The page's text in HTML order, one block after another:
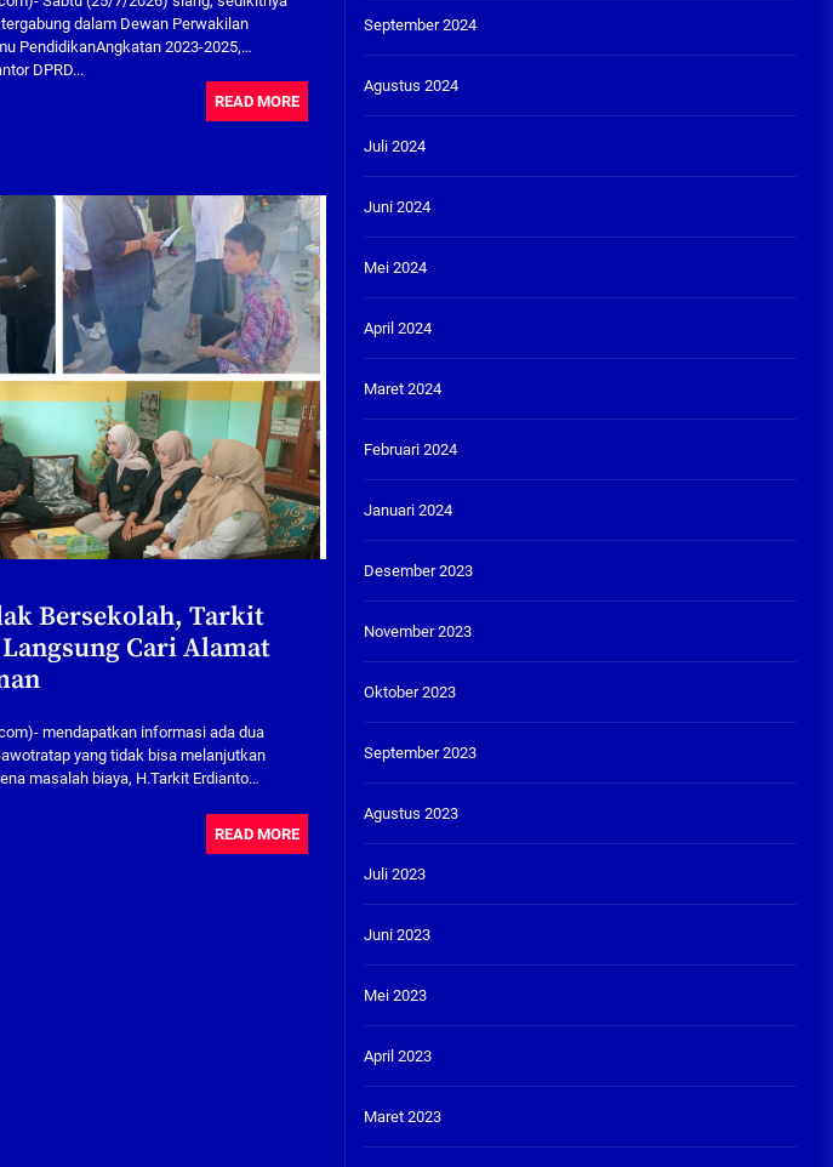
dalam Dewan Perwakilan
PendidikanAngkatan 2023-2025,
DPRD...
READ MORE
Bersekolah, Tarkit
Cari Alamat
mendapatkan informasi ada dua
yang tidak bisa melanjutkan
masalah biaya, H.Tarkit Erdianto
READ MORE
September 2024
Agustus 2024
Juli 2024
Juni 2024
Mei 2024
April 2024
Maret 2024
Februari 2024
Januari 2024
Desember 2023
November 2023
Oktober 2023
September 2023
Agustus 2023
Juli 2023
Juni 2023
Mei 2023
April 2023
Maret 2023